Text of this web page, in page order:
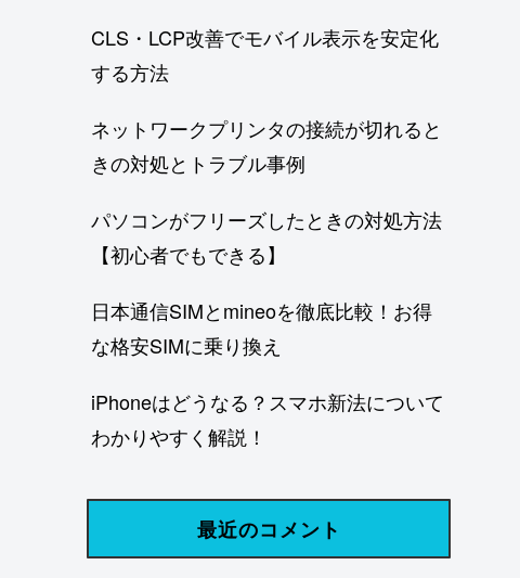
CLS・LCP改善でモバイル表示を安定化
する方法
ネットワークプリンタの接続が切れると
きの対処とトラブル事例
パソコンがフリーズしたときの対処方法
【初心者でもできる】
日本通信SIMとmineoを徹底比較！お得
な格安SIMに乗り換え
iPhoneはどうなる？スマホ新法について
わかりやすく解説！
最近のコメント